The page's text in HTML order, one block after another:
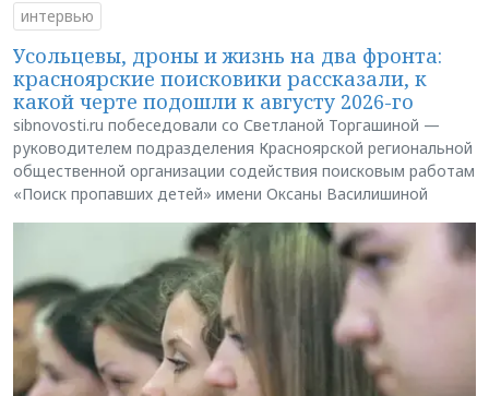
интервью
Усольцевы, дроны и жизнь на два фронта:
красноярские поисковики рассказали, к
какой черте подошли к августу 2026-го
sibnovosti.ru побеседовали со Светланой Торгашиной —
руководителем подразделения Красноярской региональной
общественной организации содействия поисковым работам
«Поиск пропавших детей» имени Оксаны Василишиной